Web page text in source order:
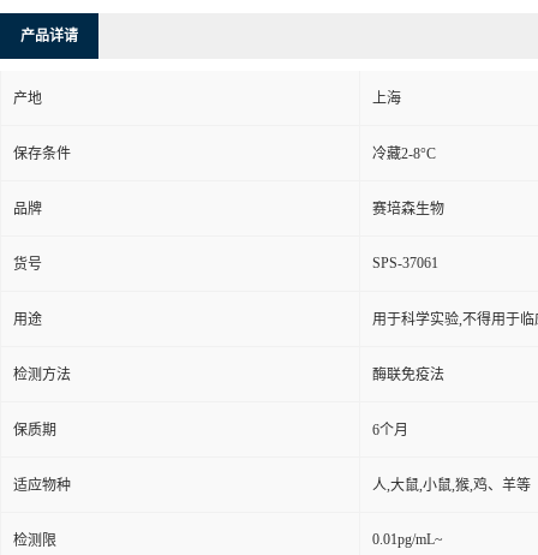
产品详请
产地 上海
保存条件 冷藏2-8°C
品牌 赛培森生物
货号 SPS-37061
用途 用于科学实验,不得用于临
检测方法 酶联免疫法
保质期 6个月
适应物种 人,大鼠,小鼠,猴,鸡、羊等
检测限 0.01pg/mL~